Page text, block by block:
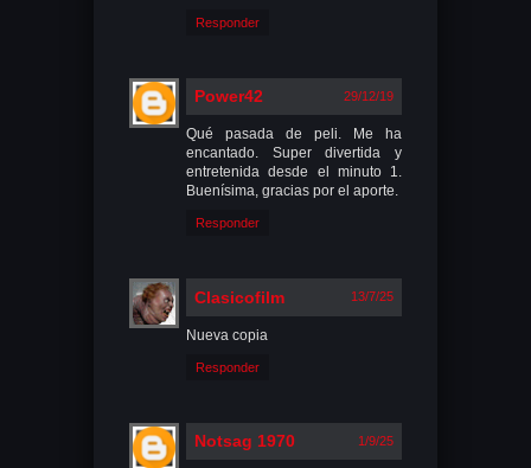
Responder
Power42 29/12/19
Qué pasada de peli. Me ha
encantado. Super divertida y
entretenida desde el minuto 1.
Buenísima, gracias por el aporte.
Responder
Clasicofilm 13/7/25
Nueva copia
Responder
Notsag 1970 1/9/25